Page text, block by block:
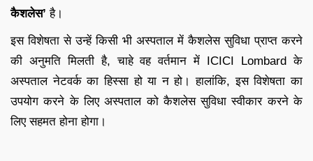
कैशलेस’ है।
इस विशेषता से उन्हें किसी भी अस्पताल में कैशलेस सुविधा प्राप्त करने
की अनुमति मिलती है, चाहे वह वर्तमान में ICICI Lombard के
अस्पताल नेटवर्क का हिस्सा हो या न हो। हालांकि, इस विशेषता का
उपयोग करने के लिए अस्पताल को कैशलेस सुविधा स्वीकार करने के
लिए सहमत होना होगा।